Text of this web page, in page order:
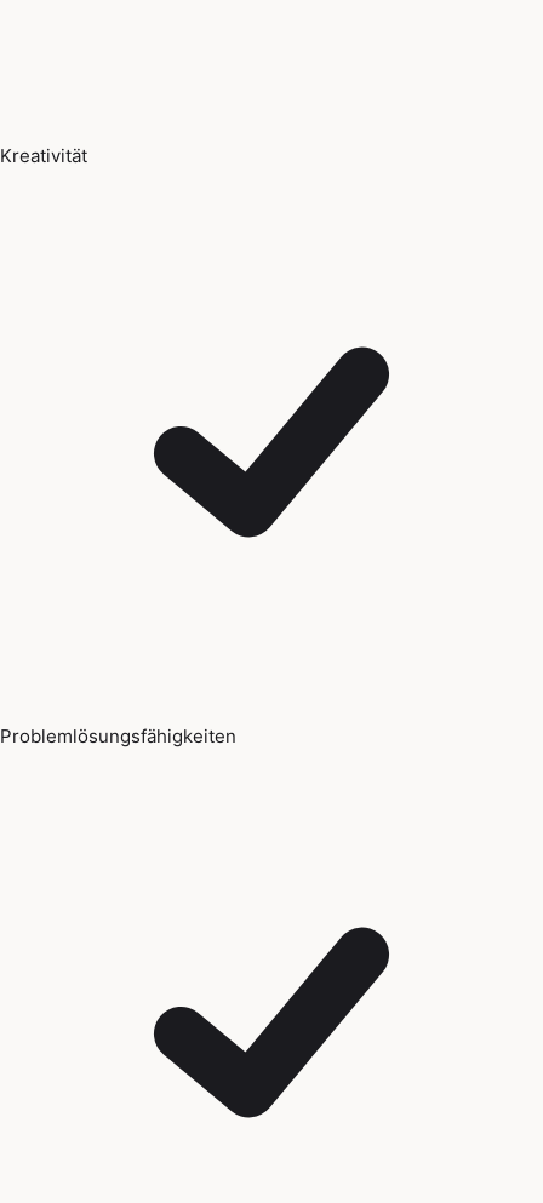
Kreativität
Problemlösungsfähigkeiten